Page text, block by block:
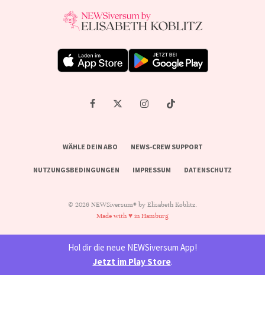
WÄHLE DEIN ABO NEWS-CREW SUPPORT
NUTZUNGSBEDINGUNGEN IMPRESSUM DATENSCHUTZ
© 2026 NEWSiversum® by Elisabeth Koblitz.
Made with ♥ in Hamburg
Hol dir die neue NEWSiversum App!
Jetzt im Play Store.